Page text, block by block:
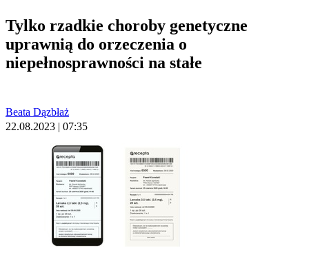
Tylko rzadkie choroby genetyczne
uprawnią do orzeczenia o
niepełnosprawności na stałe
Beata Dązbłaż
22.08.2023 | 07:35